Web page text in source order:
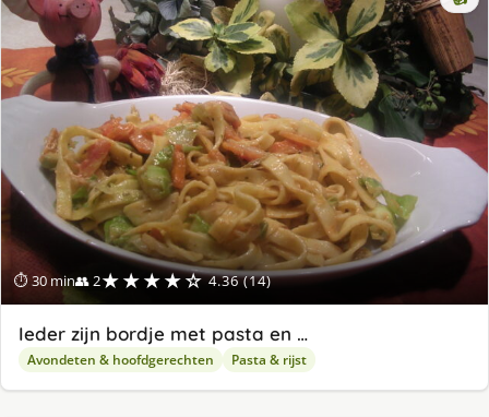
⏱ 30 min👥 2★★★★☆ 4.36 (14)
Ieder zijn bordje met pasta en …
Avondeten & hoofdgerechten Pasta & rijst